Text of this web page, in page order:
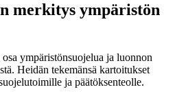
merkitys ympäristön
ympäristönsuojelua ja luonnon
Heidän tekemänsä kartoitukset
ja päätöksenteolle.